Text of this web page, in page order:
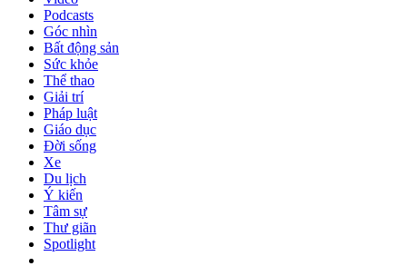
Podcasts
Góc nhìn
Bất động sản
Sức khỏe
Thể thao
Giải trí
Pháp luật
Giáo dục
Đời sống
Xe
Du lịch
Ý kiến
Tâm sự
Thư giãn
Spotlight